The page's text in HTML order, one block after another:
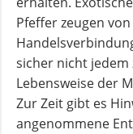
Pfeffer zeugen
sicher nicht jedem
Lebensweise der
Zur Zeit gibt es
angenommene